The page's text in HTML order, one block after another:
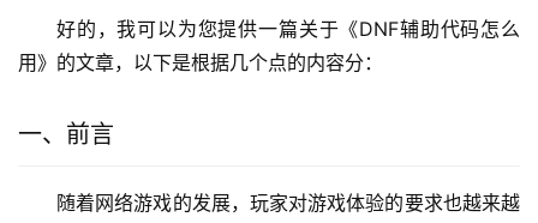
好的，我可以为您提供一篇关于《DNF辅助代码怎么
用》的文章，以下是根据几个点的内容分：
一、前言
随着网络游戏的发展，玩家对游戏体验的要求也越来越